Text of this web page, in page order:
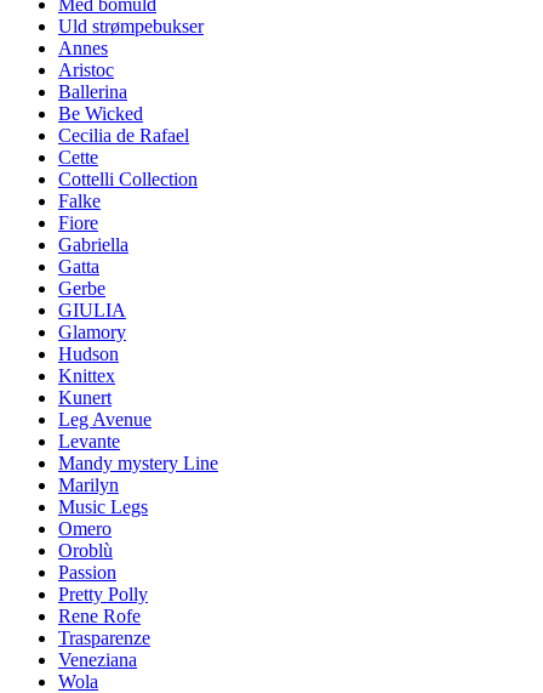
Med bomuld
Uld strømpebukser
Annes
Aristoc
Ballerina
Be Wicked
Cecilia de Rafael
Cette
Cottelli Collection
Falke
Fiore
Gabriella
Gatta
Gerbe
GIULIA
Glamory
Hudson
Knittex
Kunert
Leg Avenue
Levante
Mandy mystery Line
Marilyn
Music Legs
Omero
Oroblù
Passion
Pretty Polly
Rene Rofe
Trasparenze
Veneziana
Wola